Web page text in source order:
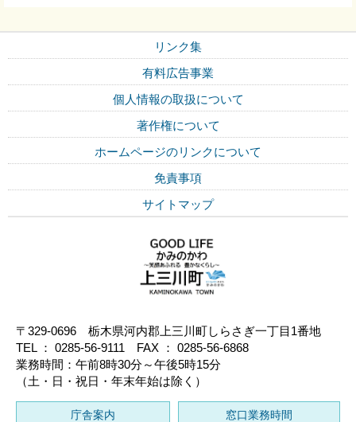
リンク集
有料広告事業
個人情報の取扱について
著作権について
ホームページのリンクについて
免責事項
サイトマップ
〒329-0696 栃木県河内郡上三川町しらさぎ一丁目1番地
TEL ： 0285-56-9111 FAX ： 0285-56-6868
業務時間：午前8時30分～午後5時15分
（土・日・祝日・年末年始は除く）
庁舎案内 窓口業務時間